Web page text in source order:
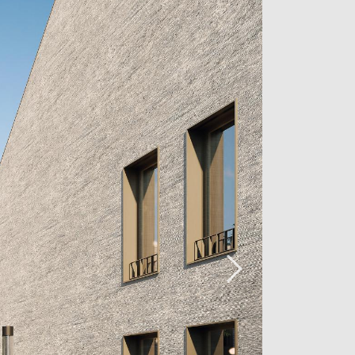
qualité et un confort de vie hors
qualité des matériaux,
toutes les résidences offre pas
avec possibilité de les équiper de
appartement dispose également
commune.
répartis sur six résidences de
également commerces et
sa volonté de s'intégrer le plus
le tissus rural existant. Un sous-
résidences pas moins de 85
de les équiper de charges
dispose également d'une
commune.